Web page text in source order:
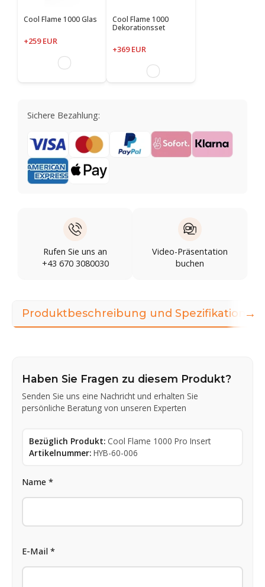
Cool Flame 1000 Glas
+259 EUR
Cool Flame 1000
Dekorationsset
+369 EUR
Sichere Bezahlung:
Rufen Sie uns an
+43 670 3080030
Video-Präsentation
buchen
Produktbeschreibung und Spezifikationen
Haben Sie Fragen zu diesem Produkt?
Senden Sie uns eine Nachricht und erhalten Sie
persönliche Beratung von unseren Experten
Bezüglich Produkt: Cool Flame 1000 Pro Insert
Artikelnummer: HYB-60-006
Name *
E-Mail *
→